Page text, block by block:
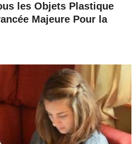
les Objets Plastique
Majeure Pour la